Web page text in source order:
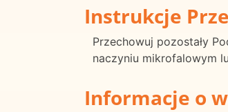
Instrukcje
Przechowuj pozostały
naczyniu mikrofalowym
Informacje o